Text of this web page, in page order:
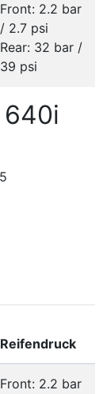
Front: 2.2 bar
/ 2.7 psi
Rear: 32 bar /
39 psi
640i
Reifendruck
Front: 2.2 bar